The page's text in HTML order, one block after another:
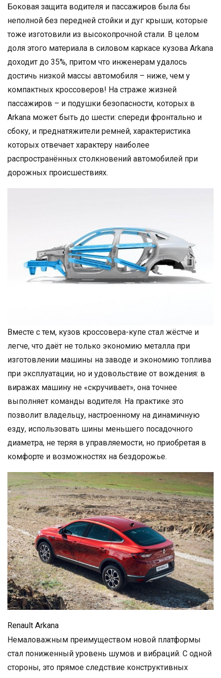
Боковая защита водителя и пассажиров была бы
неполной без передней стойки и дуг крыши, которые
тоже изготовили из высокопрочной стали. В целом
доля этого материала в силовом каркасе кузова Arkana
доходит до 35%, притом что инженерам удалось
достичь низкой массы автомобиля – ниже, чем у
компактных кроссоверов! На страже жизней
пассажиров – и подушки безопасности, которых в
Arkana может быть до шести: спереди фронтально и
сбоку, и преднатяжители ремней, характеристика
которых отвечает характеру наиболее
распространённых столкновений автомобилей при
дорожных происшествиях.
Вместе с тем, кузов кроссовера-купе стал жёстче и
легче, что даёт не только экономию металла при
изготовлении машины на заводе и экономию топлива
при эксплуатации, но и удовольствие от вождения: в
виражах машину не «скручивает», она точнее
выполняет команды водителя. На практике это
позволит владельцу, настроенному на динамичную
езду, использовать шины меньшего посадочного
диаметра, не теряя в управляемости, но приобретая в
комфорте и возможностях на бездорожье.
Renault Arkana
Немаловажным преимуществом новой платформы
стал пониженный уровень шумов и вибраций. С одной
стороны, это прямое следствие конструктивных